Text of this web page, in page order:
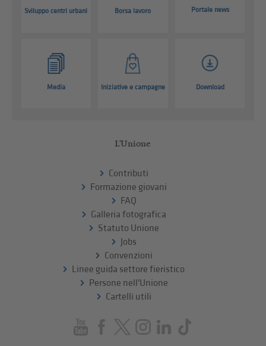
Sviluppo centri urbani Borsa lavoro Portale news
Media Iniziative e campagne Download
L'Unione
Contributi
Formazione giovani
FAQ
Galleria fotografica
Statuto Unione
Jobs
Convenzioni
Linee guida settore fieristico
Persone nell'Unione
Cartelli utili